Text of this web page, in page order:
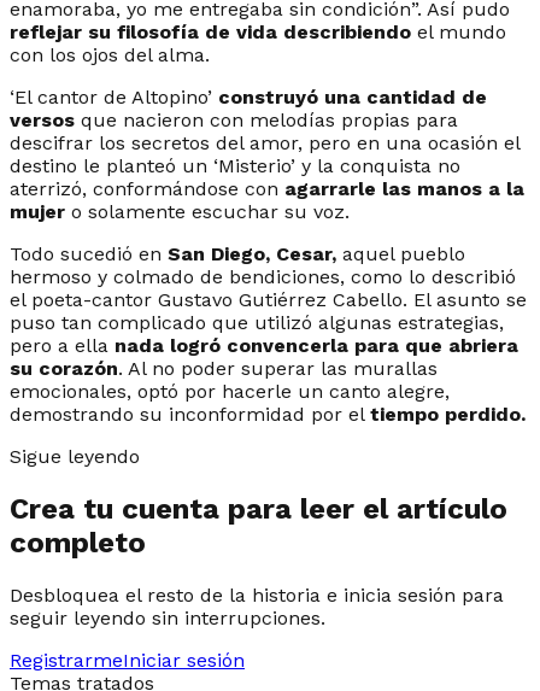
enamoraba, yo me entregaba sin condición”. Así pudo
reflejar su filosofía de vida describiendo el mundo
con los ojos del alma.
‘El cantor de Altopino’ construyó una cantidad de
versos que nacieron con melodías propias para
descifrar los secretos del amor, pero en una ocasión el
destino le planteó un ‘Misterio’ y la conquista no
aterrizó, conformándose con agarrarle las manos a la
mujer o solamente escuchar su voz.
Todo sucedió en San Diego, Cesar, aquel pueblo
hermoso y colmado de bendiciones, como lo describió
el poeta-cantor Gustavo Gutiérrez Cabello. El asunto se
puso tan complicado que utilizó algunas estrategias,
pero a ella nada logró convencerla para que abriera
su corazón. Al no poder superar las murallas
emocionales, optó por hacerle un canto alegre,
demostrando su inconformidad por el tiempo perdido.
Sigue leyendo
Crea tu cuenta para leer el artículo
completo
Desbloquea el resto de la historia e inicia sesión para
seguir leyendo sin interrupciones.
RegistrarmeIniciar sesión
Temas tratados